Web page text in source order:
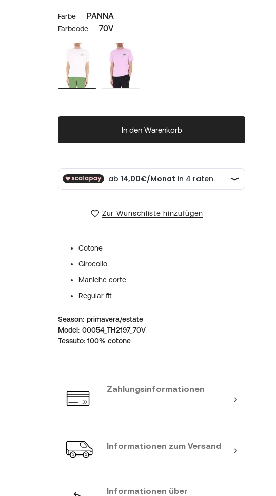
Farbe PANNA
Farbcode 70V
In den Warenkorb
Zur Wunschliste hinzufügen
Cotone
Girocollo
Maniche corte
Regular fit
Weitere
Informationen
Season primavera/estate
Model 00054_TH2197_70V
Tessuto: 100% cotone
Zahlungsinformationen
Informationen zum Versand
Informationen über